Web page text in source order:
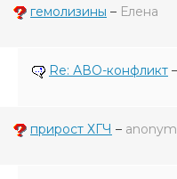
гемолизины – Елена
Re: АВО-конфликт –
прирост ХГЧ –